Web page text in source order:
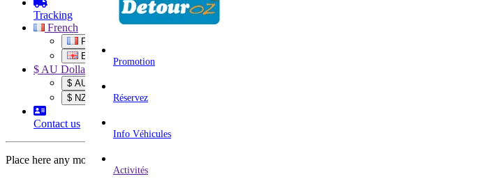
Tracking
French
French
English
$ AU Dollar
$ AU Dollar
$ NZ Dollar
Contact us
Place here any module, widget, design or HTML. for example menu, categories
Promotion
Réservez
Info Véhicules
Activités